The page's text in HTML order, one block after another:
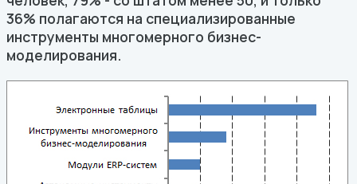
36% полагаются на специализированные
инструменты многомерного бизнес-
моделирования.